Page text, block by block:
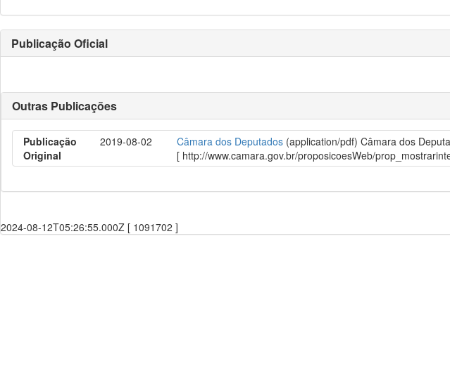
Publicação Oficial
Outras Publicações
Publicação
Original
2019-08-02 Câmara dos Deputados (application/pdf) Câmara dos
[ http://www.camara.gov.br/proposicoesWeb/
2024-08-12T05:26:55.000Z [ 1091702 ]